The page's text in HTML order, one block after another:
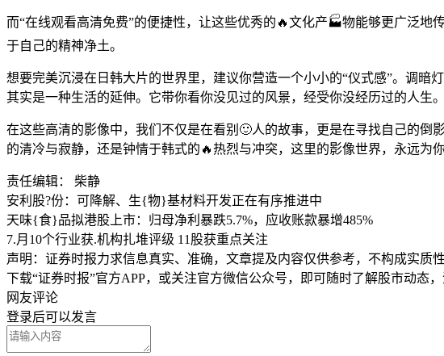
而“在线观看高清免费”的便捷性，让这些优秀的🔥文化产🏭物能够更广泛
于自己的精神净土。
想要完美沉浸在日韩大片的世界里，建议你营造一个小小的“仪式感”。调
其实是一种生活的延伸。它带你看你没见过的风景，经受你没经历过的人生。
在这些高清的影像中，我们不仅是在看别🙂人的故事，更是在寻找自己的
的清冷与寂静，还是钟情于韩式的🔥热烈与冲突，这里的影像世界，永远为
责任编辑： 柴静
安利股?份：可降解、生{物}基材料开发正在有序推进中
天味{食}品拟港股上市：归母净利暴跌5.7%，应收账款暴增485%
7.月10个行业获.机构扎堆评级 11股获重点关注
声明：证券时报力求信息真实、准确，文章提及内容仅供参考，不构成实质
下载“证券时报”官方APP，或关注官方微信公众号，即可随时了解股市动态
网友评论
登录后可以发言